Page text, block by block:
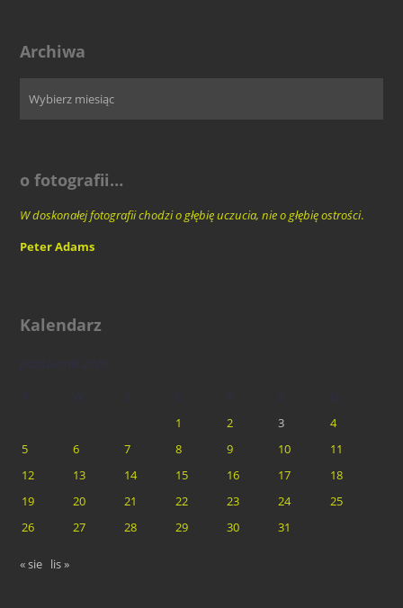
Archiwa
o fotografii…
W doskonałej fotografii chodzi o głębię uczucia, nie o głębię ostrości.
Peter Adams
Kalendarz
październik 2020
P W Ś C P S
N
1
2 3
4
5
6 7 8 9 10
11
12
13 14 15 16 17
18
19
20 21 22 23 24
25
26
27 28 29 30 31
« sie lis »